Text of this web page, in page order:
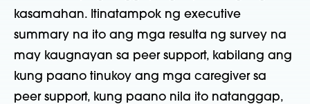
kasamahan. Itinatampok ng executive
summary na ito ang mga resulta ng survey na
may kaugnayan sa peer support, kabilang ang
kung paano tinukoy ang mga caregiver sa
peer support, kung paano nila ito natanggap,